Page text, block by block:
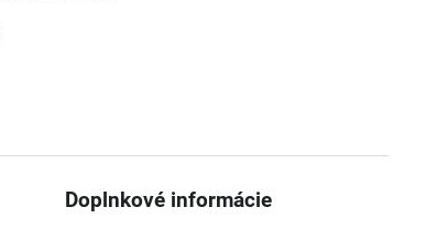
Doplnkové informácie